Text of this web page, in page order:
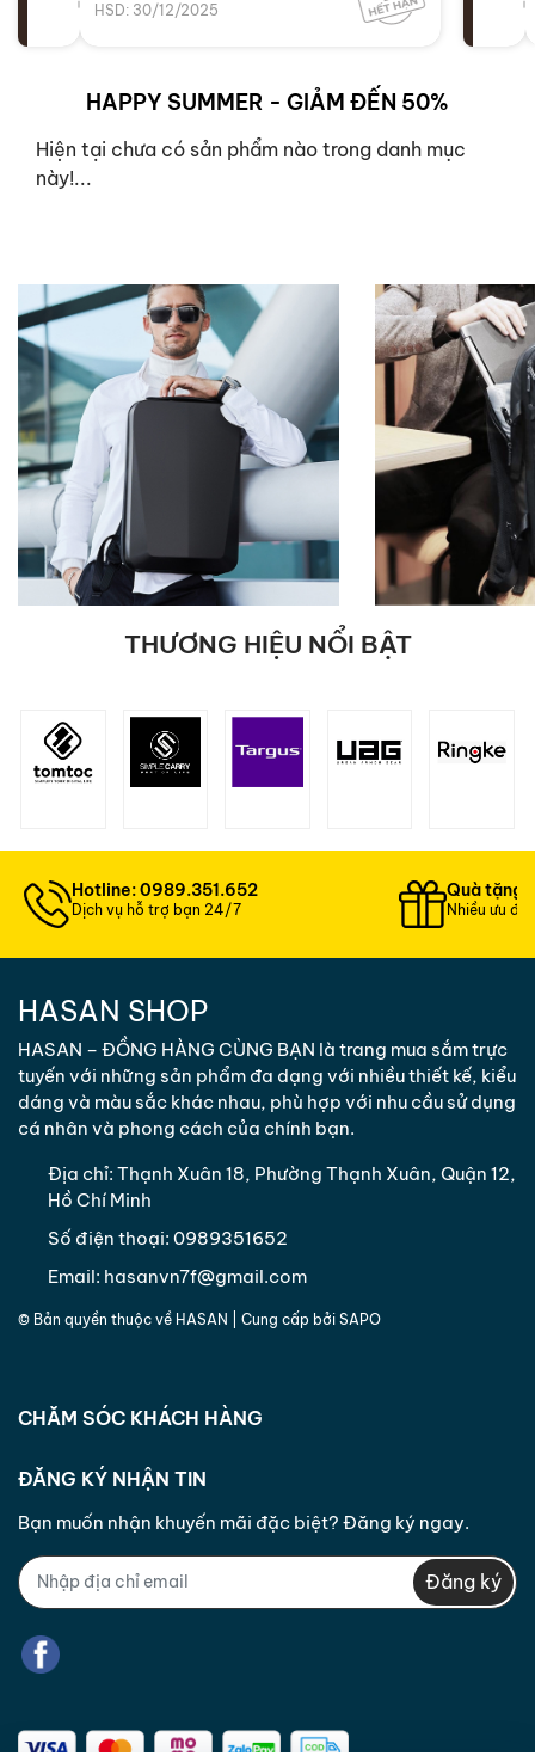
HSD: 30/12/2025
HAPPY SUMMER - GIẢM ĐẾN 50%
Hiện tại chưa có sản phẩm nào trong danh mục
này!...
THƯƠNG HIỆU NỔI BẬT
Hotline: 0989.351.652
Dịch vụ hỗ trợ bạn 24/7
Quà tặng
Nhiều ưu
HASAN SHOP
HASAN – ĐỒNG HÀNG CÙNG BẠN là trang mua sắm trực
tuyến với những sản phẩm đa dạng với nhiều thiết kế, kiểu
dáng và màu sắc khác nhau, phù hợp với nhu cầu sử dụng
cá nhân và phong cách của chính bạn.
Địa chỉ: Thạnh Xuân 18, Phường Thạnh Xuân, Quận 12,
Hồ Chí Minh
Số điện thoại: 0989351652
Email: hasanvn7f@gmail.com
© Bản quyền thuộc về HASAN | Cung cấp bởi SAPO
CHĂM SÓC KHÁCH HÀNG
ĐĂNG KÝ NHẬN TIN
Bạn muốn nhận khuyến mãi đặc biệt? Đăng ký ngay.
Đăng ký